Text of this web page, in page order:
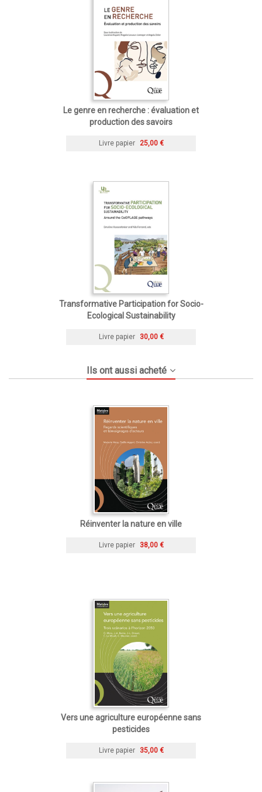
Le genre en recherche : évaluation et
production des savoirs
Livre papier 25,00 €
Transformative Participation for Socio-
Ecological Sustainability
Livre papier 30,00 €
Ils ont aussi acheté
Réinventer la nature en ville
Livre papier 38,00 €
Vers une agriculture européenne sans
pesticides
Livre papier 35,00 €